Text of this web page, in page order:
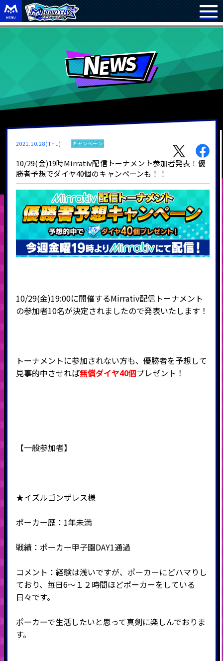
2021.10.28(Thu) キャンペーン
10/29(金)19時Mirrativ配信トーナメント参加者発表！優
勝者予想でダイヤ40個のキャンペーンも！！
10/29(金)19:00に開催するMirrativ配信トーナメント
の参加者10名が決定されましたので発表いたします！
トーナメントに参加されない方も、優勝者を予想して
見事的中させれば無償ダイヤ40個プレゼント！
【一般参加者】
★イズルゴンザレス様
ポーカー歴：1年未満
戦績：ポーカー甲子園DAY1通過
コメント：経験は浅いですが、ポーカーにどハマりし
ており、毎日6～１２時間ほどポーカーをしている
日々です。
ポーカーで生活したいと思って真剣に楽しんでおりま
す。